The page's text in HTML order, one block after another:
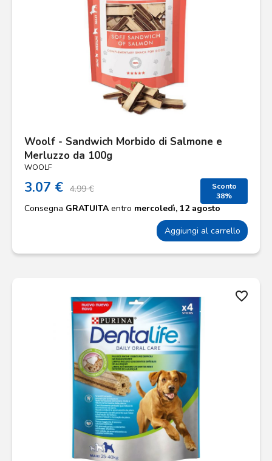
Woolf - Sandwich Morbido di Salmone e
Merluzzo da 100g
WOOLF
3.07 € 4.99 €
Sconto
38%
Consegna GRATUITA entro mercoledì, 12 agosto
Aggiungi al carrello
favorite_border